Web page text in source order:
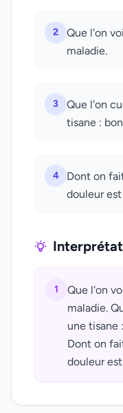
2
Que l'on
maladie.
3
Que l'on
tisane :
4
Dont on
douleur
1
Que l'on
maladie.
une tisane
Dont on
douleur